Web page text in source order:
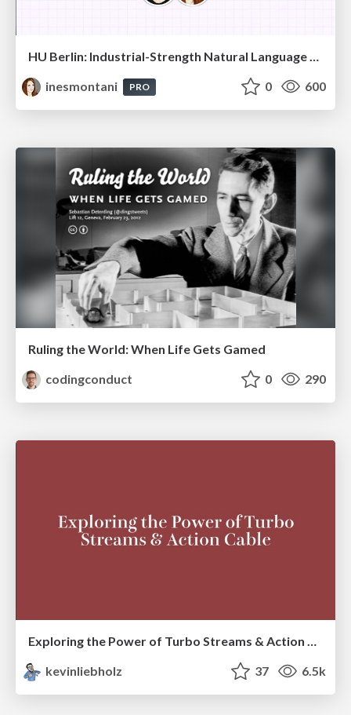
HU Berlin: Industrial-Strength Natural Language Processing with spaCy and Prodigy
inesmontani
PRO 0 600
Ruling the World: When Life Gets Gamed
codingconduct
0 290
Exploring the Power of Turbo Streams & Action Cable | RailsConf2023
kevinliebholz
37 6.5k